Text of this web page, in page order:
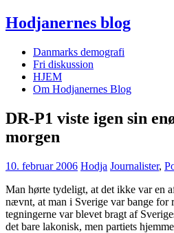
Hodjanernes blog
Danmarks demografi
Fri diskussion
HJEM
Om Hodjanernes Blog
DR-P1 viste igen sin
morgen
10. februar 2006 Hodja Journalister,
Man hørte tydeligt, at det ikke var en
nævnt, at man i Sverige var bange for
tegningerne var blevet bragt af
det bare lakonisk, men partiets